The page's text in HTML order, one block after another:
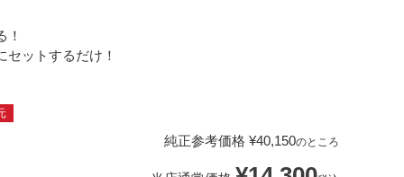
！
ットするだけ！
純正参考価格 ¥40,150のところ